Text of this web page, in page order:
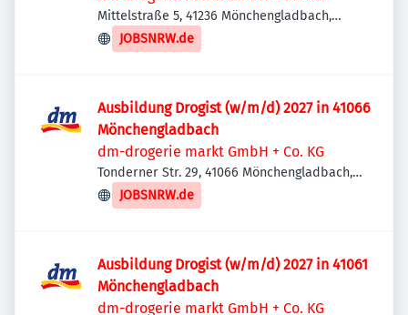
Mittelstraße 5, 41236 Mönchengladbach,
Deutschland
JOBSNRW.de
Ausbildung Drogist (w/m/d) 2027 in 41066
Mönchengladbach
dm-drogerie markt GmbH + Co. KG
Tonderner Str. 29, 41066 Mönchengladbach,
Deutschland
JOBSNRW.de
Ausbildung Drogist (w/m/d) 2027 in 41061
Mönchengladbach
dm-drogerie markt GmbH + Co. KG